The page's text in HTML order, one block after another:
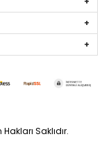
Saklıdır.